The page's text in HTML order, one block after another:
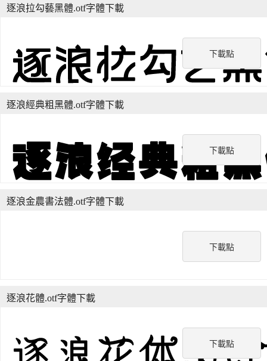
下載點
逐浪拉勾藝黑體.otf字體下載
下載點
逐浪經典粗黑體.otf字體下載
下載點
逐浪金農書法體.otf字體下載
下載點
逐浪花體.otf字體下載